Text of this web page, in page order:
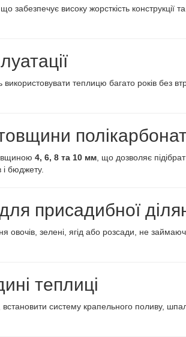
забезпечує високу жорсткість конструкції та
теплицю багато років без
4, 6, 8 та 10 мм , що дозволяє
бюджету.
присадибної
овочів, зелені, ягід або розсади, не
теплиці
встановити систему крапельного поливу,